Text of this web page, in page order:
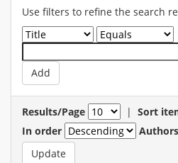
Use filters to refine the search
Results/Page | Sort
In order